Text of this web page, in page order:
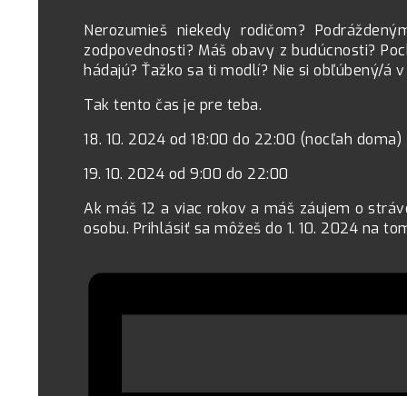
Nerozumieš niekedy rodičom?
zodpovednosti? Máš obavy z budúcnosti?
hádajú? Ťažko sa ti modlí? Nie si obľúbený/á
Tak tento čas je pre teba.
18. 10. 2024 od 18:00 do 22:00 (nocľah doma)
19. 10. 2024 od 9:00 do 22:00
Ak máš 12 a viac rokov a máš záujem o
osobu. Prihlásiť sa môžeš do 1. 10. 2024 na